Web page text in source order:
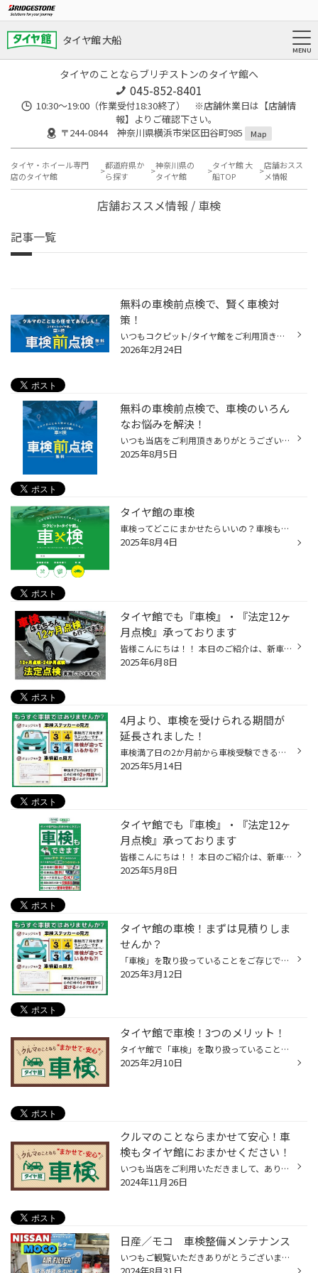
タイヤ館 大船
タイヤのことならブリヂストンのタイヤ館へ
045-852-8401
10:30～19:00（作業受付18:30終了） ※店舗休業日は【店舗情
報】よりご確認下さい。
〒244-0844 神奈川県横浜市栄区田谷町985
Map
タイヤ・ホイール専門
店のタイヤ館
都道府県か
ら探す
神奈川県の
タイヤ館
タイヤ館 大
船TOP
店舗おスス
メ情報
店舗おススメ情報 / 車検
記事一覧
無料の車検前点検で、賢く車検対
策！
いつもコクピット/タイヤ館をご利用頂きありがとうございます。 今回は、コクピット/タイヤ館がオススメする「車検前点検」についてご紹介いたします。 【車検前点検は、出費を集中させない、かしこい車検対策です】 ・車検って何？よく分からなくて不安・・・。 ・できれば車検の出費を抑えたい・...
2026年2月24日
無料の車検前点検で、車検のいろん
なお悩みを解決！
いつも当店をご利用頂きありがとうございます。 今回は、「車検」をよりお得にお受けいただくために、 コクピット/タイヤ館がオススメする「車検前点検」についてご紹介いたします。 【車検前点検は、出費を集中させない、かしこい車検の受け方】 ・車検って何？車検って良く分からない！ ・はじめ...
2025年8月5日
タイヤ館の車検
車検ってどこにまかせたらいいの？車検も頼めるの？とお悩みのお客様車検もコクピット・タイヤ館におまかせください！
2025年8月4日
タイヤ館でも『車検』・『法定12ヶ
月点検』承っております
皆様こんにちは！！ 本日のご紹介は、新車ですと 3年、それ以外の一般自家用車で、2年毎の行事。。。 『車検』 そして、意外と忘れがちな、１年に１回の『法定12ヶ月点検』 当店で受付し、提携の整備工場で実施しています。 お車でご来店いただければ、概算のお見積りもできます。 車検は、満了日の...
2025年6月8日
4月より、車検を受けられる期間が
延長されました！
車検満了日の2か月前から車検受験できるようになったことご存知ですか？ 2025年4月より、道路運送車両法施行規則等が改正され 「車検証の有効期間満了日の2ヵ月前から満了日までの間」に車検を受けても、 残存する有効期限が失われないことになったということで、 車検が非常に込み合う時期を避けた...
2025年5月14日
タイヤ館でも『車検』・『法定12ヶ
月点検』承っております
皆様こんにちは！！ 本日のご紹介は、新車ですと 3年、それ以外の一般自家用車で、2年毎の行事。。。 『車検』 そして、意外と忘れがちな、１年に１回の『法定12ヶ月点検』 当店で受付し、提携の整備工場で実施しています。 お車でご来店いただければ、概算のお見積りもできます。 車検は、満了日の...
2025年5月8日
タイヤ館の車検！まずは見積りしま
せんか？
「車検」を取り扱っていることをご存じですか？ タイヤだけではなく、オイルやバッテリー交換など、メンテナンスも幅広く手掛けており、 車検も安心して、当店におまかせいただくことができます！ まずはお客様のおクルマに貼ってある「車検シール」を確認しましょう！ 特に車検シールが「3月・4月...
2025年3月12日
タイヤ館で車検！3つのメリット！
タイヤ館で「車検」を取り扱っていることをご存じですか？ タイヤだけではなく、オイルやバッテリーの交換など、メンテナンスも幅広く手掛けており、 車検も安心してタイヤ館におまかせいただくことができます！ タイヤ館で車検を受ける3つのメリット！ ＜メリット その1＞交換部品がお得！ タイヤ...
2025年2月10日
クルマのことならまかせて安心！車
検もタイヤ館におまかせください！
いつも当店をご利用いただきまして、ありがとうございます。 突然ですが、 タイヤ館でおクルマの車検も取り扱っていることご存じですか？ タイヤ館といえば、タイヤ専門店というイメージから、 タイヤを購入するだけのお店というイメージを持たれているお客様も多く、 車検も取り扱っていることをお...
2024年11月26日
日産／モコ 車検整備メンテナンス
いつもご観覧いただきありがとうございます。 タイヤ館大船の井上です♪( ´θ｀) 本日ご紹介するのはこちら(● ˃̶͈̀ロ˂̶͈́)੭ꠥ⁾⁾ ＜＜作業詳細＞＞ 車種：MOCO メーカー:NISSAN 作業内容：車検 ご依頼頂いたきっかけ：満了日が近くなったので 使用方法：レジャーなど エアフィルター交換 エアフィルター...
2024年8月31日